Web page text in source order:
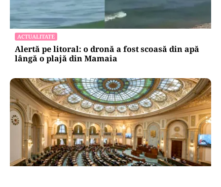
ACTUALITATE
Alertă pe litoral: o dronă a fost scoasă din apă
lângă o plajă din Mamaia